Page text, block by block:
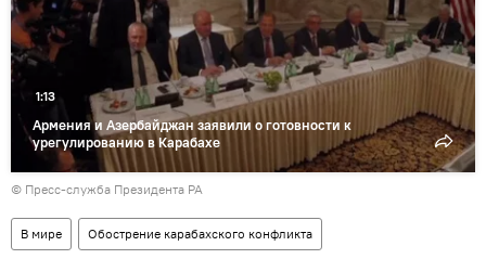
Армения и Азербайджан заявили о готовности к
урегулированию в Карабахе
1:13
© Пресс-служба Президента РА
В мире Обострение карабахского конфликта